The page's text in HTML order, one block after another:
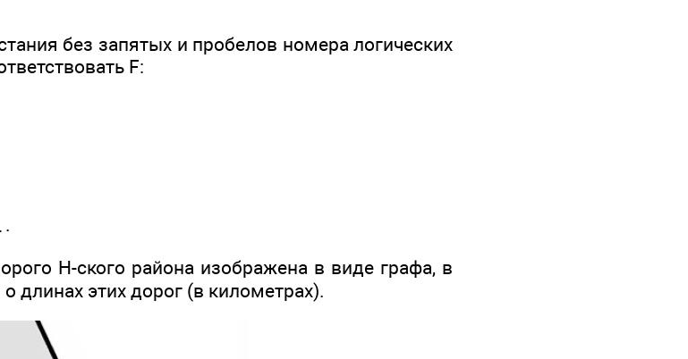
без запятых и пробелов номера логических
F:
.
Н-ского района изображена в виде графа, в
длинах этих дорог (в километрах).